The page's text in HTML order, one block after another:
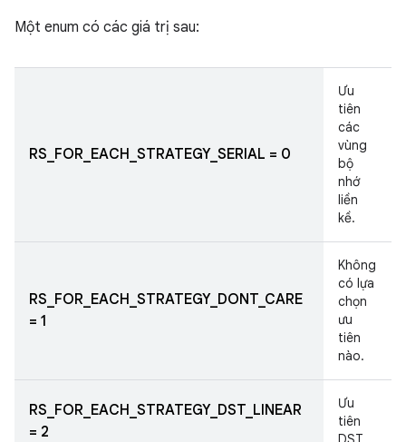
Một enum có các giá trị sau:
RS_FOR_EACH_STRATEGY_SERIAL = 0
Ưu
tiên
các
vùng
bộ
nhớ
liền
kề.
RS_FOR_EACH_STRATEGY_DONT_CARE
= 1
Không
có lựa
chọn
ưu
tiên
nào.
RS_FOR_EACH_STRATEGY_DST_LINEAR
= 2
Ưu
tiên